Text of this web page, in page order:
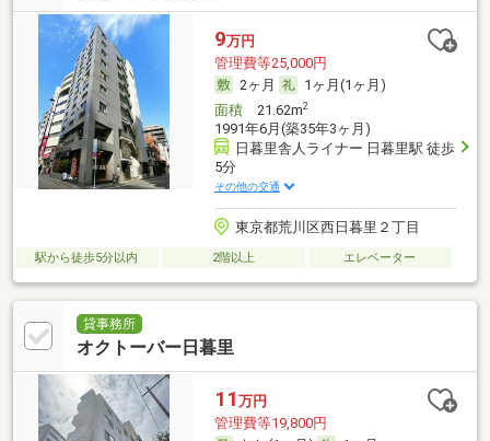
9万円
管理費等25,000円
2ヶ月
1ヶ月(1ヶ月)
面積21.62m2
1991年6月(築35年3ヶ月)
日暮里舎人ライナー 日暮里駅 徒歩
5分
その他の交通
東京都荒川区西日暮里２丁目
駅から徒歩5分以内 2階以上 エレベーター
貸事務所
オクトーバー日暮里
11 万円
管理費等19,800円